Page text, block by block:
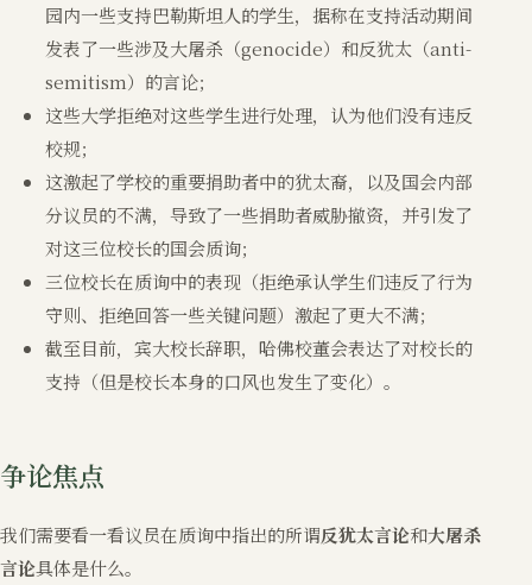
园内一些支持巴勒斯坦人的学生，据称在支持活动期间
发表了一些涉及大屠杀（genocide）和反犹太（anti-
semitism）的言论；
这些大学拒绝对这些学生进行处理，认为他们没有违反
校规；
这激起了学校的重要捐助者中的犹太裔，以及国会内部
分议员的不满，导致了一些捐助者威胁撤资，并引发了
对这三位校长的国会质询；
三位校长在质询中的表现（拒绝承认学生们违反了行为
守则、拒绝回答一些关键问题）激起了更大不满；
截至目前，宾大校长辞职，哈佛校董会表达了对校长的
支持（但是校长本身的口风也发生了变化）。
争论焦点
我们需要看一看议员在质询中指出的所谓反犹太言论和大屠杀
言论具体是什么。